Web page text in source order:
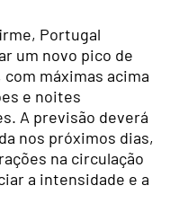
Portugal
um novo pico de
máximas acima
e noites
A previsão deverá
nos próximos dias,
na circulação
a intensidade e a